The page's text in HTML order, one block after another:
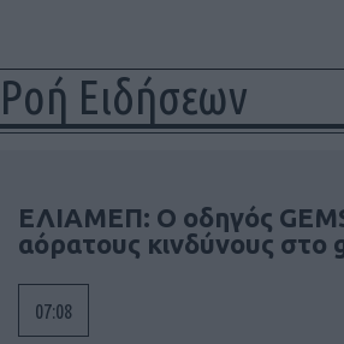
Ροή Ειδήσεων
ΕΛΙΑΜΕΠ: Ο οδηγός
αόρατους κινδύνους στο
07:08